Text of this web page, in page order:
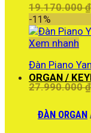
19.170.000₫
-11%
Xem nhanh
Đàn Piano
27.990.000₫
ORGAN /
ĐÀN ORGAN